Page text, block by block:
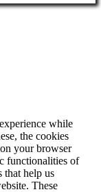
while
the cookies
your browser
functionalities of
that help us
These